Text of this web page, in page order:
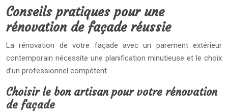
Conseils pratiques pour une
rénovation de façade réussie
La rénovation de votre façade avec un parement extérieur
contemporain nécessite une planification minutieuse et le choix
d’un professionnel compétent.
Choisir le bon artisan pour votre rénovation
de façade